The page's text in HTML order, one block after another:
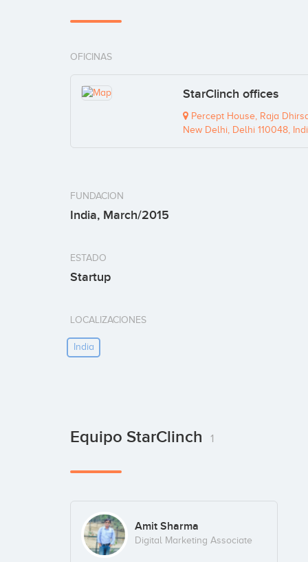
OFICINAS
StarClinch offices
Percept House, Raja
New Delhi, Delhi 110048,
FUNDACION
India, March/2015
ESTADO
Startup
LOCALIZACIONES
India
Equipo StarClinch 1
Amit Sharma
Digital Marketing Associate